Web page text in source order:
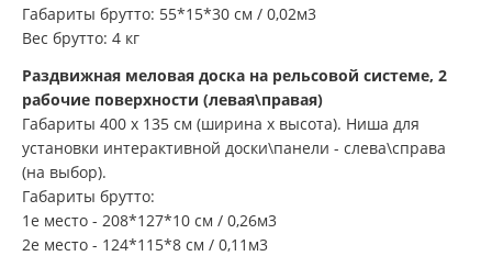
Габариты брутто: 55*15*30 см / 0,02м3
Вес брутто: 4 кг
Раздвижная меловая доска на рельсовой системе, 2
рабочие поверхности (левая\правая)
Габариты 400 х 135 см (ширина х высота). Ниша для
установки интерактивной доски\панели - слева\справа
(на выбор).
Габариты брутто:
1е место - 208*127*10 см / 0,26м3
2е место - 124*115*8 см / 0,11м3